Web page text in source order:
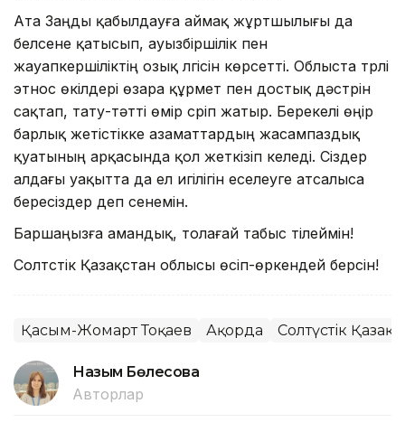
Ата Заңды қабылдауға аймақ жұртшылығы да
белсене қатысып, ауызбіршілік пен
жауапкершіліктің озық үлгісін көрсетті. Облыста түрлі
этнос өкілдері өзара құрмет пен достық дәстүрін
сақтап, тату-тәтті өмір сүріп жатыр. Берекелі өңір
барлық жетістікке азаматтардың жасампаздық
қуатының арқасында қол жеткізіп келеді. Сіздер
алдағы уақытта да ел игілігін еселеуге атсалыса
бересіздер деп сенемін.
Баршаңызға амандық, толағай табыс тілеймін!
Солтүстік Қазақстан облысы өсіп-өркендей берсін!
Қасым-Жомарт Тоқаев Ақорда Солтүстік
Назым Бөлесова
Авторлар